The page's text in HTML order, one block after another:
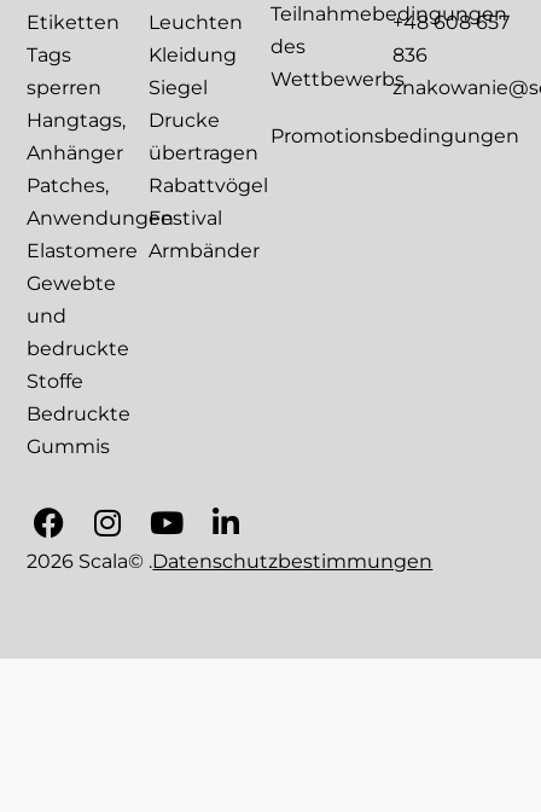
Etiketten
Tags
sperren
Hangtags,
Anhänger
Patches,
Anwendungen
Elastomere
Gewebte
und
bedruckte
Stoffe
Bedruckte
Gummis
Leuchten
Kleidung
Siegel
Drucke
übertragen
Rabattvögel
Festival
Armbänder
Teilnahmebedingungen
des
Wettbewerbs
Promotionsbedingungen
+48 608 657
836
2026 Scala© .Datenschutzbestimmungen